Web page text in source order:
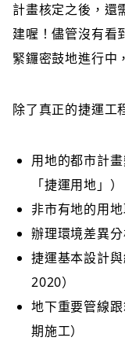
計畫核定之後，還
建喔！儘管沒有看
緊鑼密鼓地進行中
除了真正的捷運工
用地的都市計
「捷運用地」
非市有地的用
辦理環境差異
捷運基本設計
2020）
地下重要管線
期施工）